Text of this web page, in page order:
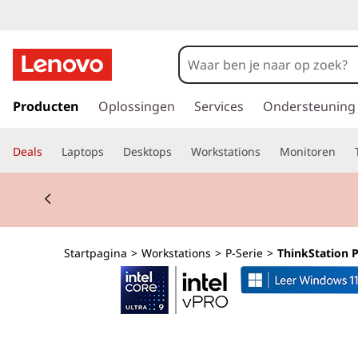
h
n
k
t
a
a
r
h
Producten Oplossingen Services Ondersteuning
Deals Laptops Desktops Workstations Monitoren
Currently displaying item 2 of 2
Startpagina > Workstations > P-Serie > ThinkStation